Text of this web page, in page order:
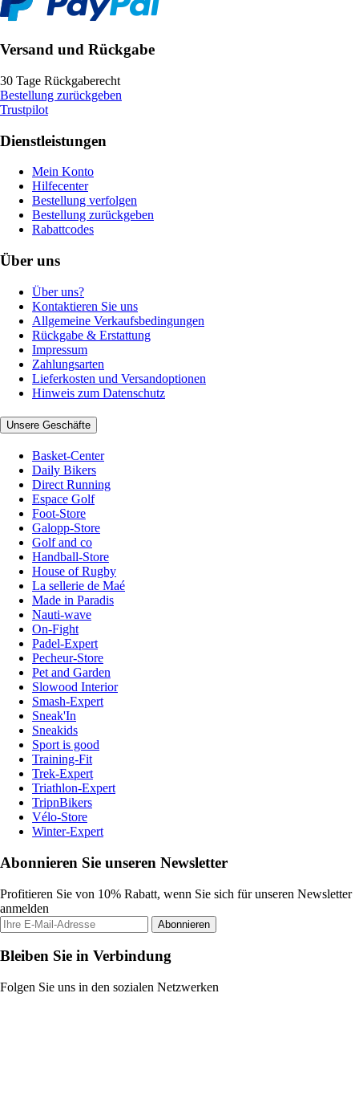
Versand und Rückgabe
30 Tage Rückgaberecht
Bestellung zurückgeben
Trustpilot
Dienstleistungen
Mein Konto
Hilfecenter
Bestellung verfolgen
Bestellung zurückgeben
Rabattcodes
Über uns
Über uns?
Kontaktieren Sie uns
Allgemeine Verkaufsbedingungen
Rückgabe & Erstattung
Impressum
Zahlungsarten
Lieferkosten und Versandoptionen
Hinweis zum Datenschutz
Unsere Geschäfte
Basket-Center
Daily Bikers
Direct Running
Espace Golf
Foot-Store
Galopp-Store
Golf and co
Handball-Store
House of Rugby
La sellerie de Maé
Made in Paradis
Nauti-wave
On-Fight
Padel-Expert
Pecheur-Store
Pet and Garden
Slowood Interior
Smash-Expert
Sneak'In
Sneakids
Sport is good
Training-Fit
Trek-Expert
Triathlon-Expert
TripnBikers
Vélo-Store
Winter-Expert
Abonnieren Sie unseren Newsletter
Profitieren Sie von 10% Rabatt, wenn Sie sich für unseren Newsletter
anmelden
Abonnieren
Bleiben Sie in Verbindung
Folgen Sie uns in den sozialen Netzwerken